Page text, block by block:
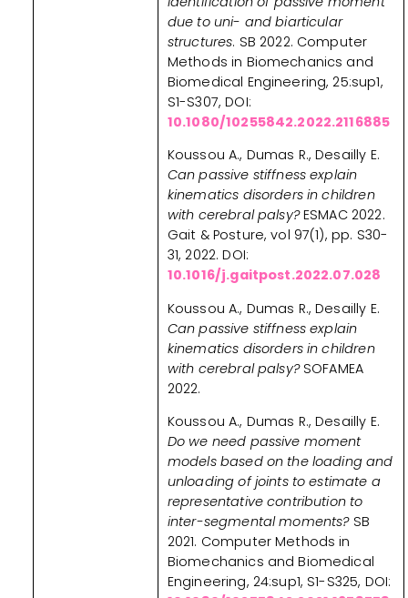
due to uni- and biarticular
structures. SB 2022. Computer
Methods in Biomechanics and
Biomedical Engineering, 25:sup1,
S1-S307, DOI:
10.1080/10255842.2022.2116885
Koussou A., Dumas R., Desailly E.
Can passive stiffness explain
kinematics disorders in children
with cerebral palsy?ESMAC 2022.
Gait & Posture, vol 97(1), pp. S30-
31, 2022. DOI:
10.1016/j.gaitpost.2022.07.028
Koussou A., Dumas R., Desailly E.
Can passive stiffness explain
kinematics disorders in children
with cerebral palsy?SOFAMEA
2022.
Koussou A., Dumas R., Desailly E.
Do we need passive moment
models based on the loading and
unloading of joints to estimate a
representative contribution to
inter-segmental moments? SB
2021. Computer Methods in
Biomechanics and Biomedical
Engineering, 24:sup1, S1-S325, DOI: